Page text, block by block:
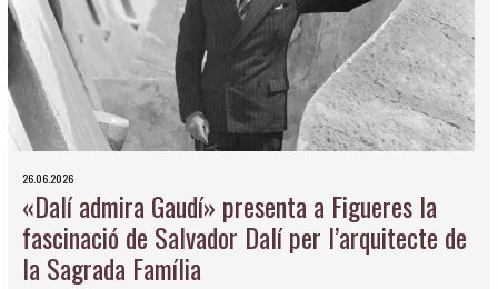
26.06.2026
«Dalí admira Gaudí» presenta a Figueres la
fascinació de Salvador Dalí per l’arquitecte de
la Sagrada Família